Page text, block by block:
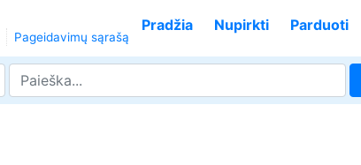
Pageidavimų sąrašą
Pradžia Nupirkti Parduoti